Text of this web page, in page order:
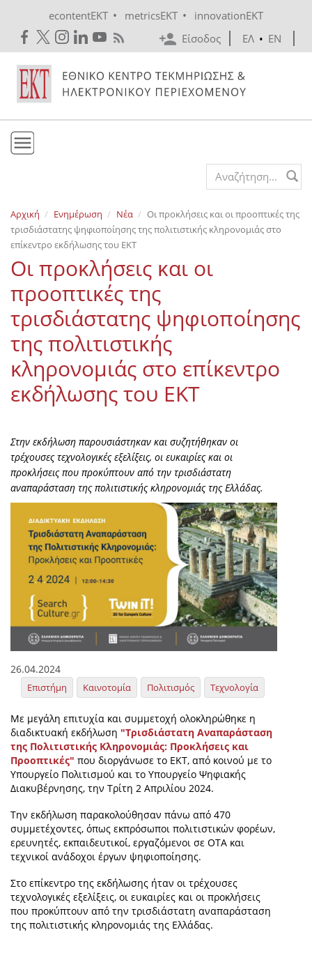
econtentEKT • metricsEKT •
innovationEKT
Είσοδος
ΕΛ • EN
Εκδόσεις
Ενημέρωση
Επικοινωνία
Search form
Αρχική Ενημέρωση Νέα
Οι προκλήσεις και οι προοπτικές της
τρισδιάστατης ψηφιοποίησης της πολιτιστικής κληρονομιάς στο
επίκεντρο εκδήλωσης του ΕΚΤ
Οι προκλήσεις και οι
προοπτικές της
τρισδιάστατης ψηφιοποίησης
της πολιτιστικής
κληρονομιάς στο επίκεντρο
εκδήλωσης του ΕΚΤ
Στην εκδήλωση παρουσιάστηκαν και συζητήθηκαν οι
τρέχουσες τεχνολογικές εξελίξεις, οι ευκαιρίες και οι
προκλήσεις που προκύπτουν από την τρισδιάστατη
αναπαράσταση της πολιτιστικής κληρονομιάς της Ελλάδας.
26.04.2024
Επιστήμη Καινοτομία Πολιτισμός Τεχνολογία
Με μεγάλη επιτυχία και συμμετοχή ολοκληρώθηκε η
διαδικτυακή εκδήλωση "Τρισδιάστατη Αναπαράσταση
της Πολιτιστικής Κληρονομιάς: Προκλήσεις και
Προοπτικές" που διοργάνωσε το ΕΚΤ, από κοινού με το
Υπουργείο Πολιτισμού και το Υπουργείο Ψηφιακής
Διακυβέρνησης, την Τρίτη 2 Απριλίου 2024.
Την εκδήλωση παρακολούθησαν πάνω από 470
συμμετέχοντες, όπως εκπρόσωποι πολιτιστικών φορέων,
ερευνητές, εκπαιδευτικοί, εργαζόμενοι σε ΟΤΑ και
τεχνικοί ανάδοχοι έργων ψηφιοποίησης.
Στο επίκεντρο της εκδήλωσης ήταν οι τρέχουσες
τεχνολογικές εξελίξεις, οι ευκαιρίες και οι προκλήσεις
που προκύπτουν από την τρισδιάστατη αναπαράσταση
της πολιτιστικής κληρονομιάς της Ελλάδας.